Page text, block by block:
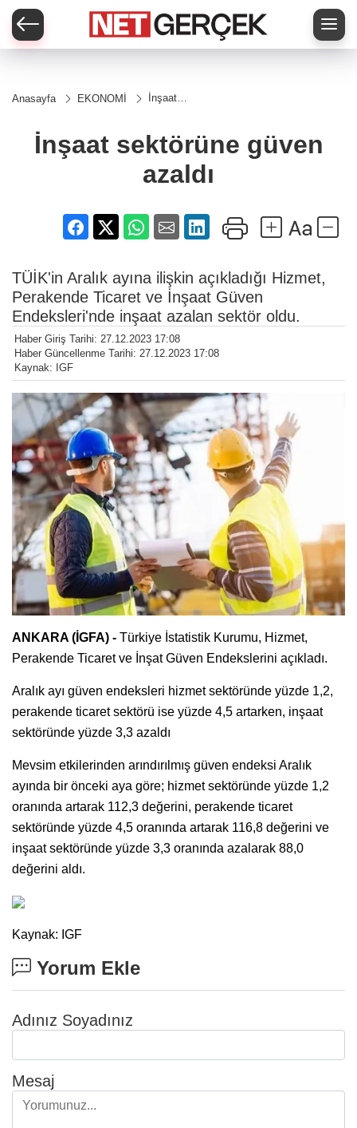
Anasayfa EKONOMİ
İnşaat
azaldı
İnşaat sektörüne güven
azaldı
TÜİK'in Aralık ayına ilişkin açıkladığı Hizmet,
Perakende Ticaret ve İnşaat Güven
Endeksleri'nde inşaat azalan sektör oldu.
Haber Giriş Tarihi: 27.12.2023 17:08
Haber Güncellenme Tarihi: 27.12.2023 17:08
Kaynak: IGF
ANKARA (İGFA) - Türkiye İstatistik Kurumu, Hizmet,
Perakende Ticaret ve İnşat Güven Endekslerini açıkladı.
Aralık ayı güven endeksleri hizmet sektöründe yüzde 1,2,
perakende ticaret sektörü ise yüzde 4,5 artarken, inşaat
sektöründe yüzde 3,3 azaldı
Mevsim etkilerinden arındırılmış güven endeksi Aralık
ayında bir önceki aya göre; hizmet sektöründe yüzde 1,2
oranında artarak 112,3 değerini, perakende ticaret
sektöründe yüzde 4,5 oranında artarak 116,8 değerini ve
inşaat sektöründe yüzde 3,3 oranında azalarak 88,0
değerini aldı.
Kaynak: IGF
Yorum Ekle
Adınız Soyadınız
Mesaj